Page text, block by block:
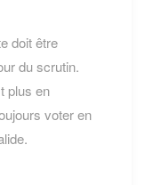
doit être
du scrutin.
plus en
voter en